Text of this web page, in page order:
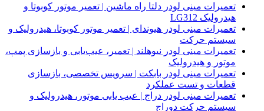
تعمیرات مینی لودر دلتا راه ماشین | تعمیر موتور کوبوتا و
هیدرولیک LG312
تعمیرات مینی لودر هیوندای | تعمیر موتور کوبوتا، هیدرولیک و
سیستم حرکت
تعمیرات مینی لودر نیوهلند | تعمیر، عیب‌یابی و بازسازی پمپ،
موتور و هیدرولیک
تعمیرات مینی لودر بابکت | سرویس تخصصی، بازسازی
قطعات و تست عملکرد
تعمیرات مینی لودر دراج | عیب یابی موتور، هیدرولیک و
سیستم حرکت دوراج